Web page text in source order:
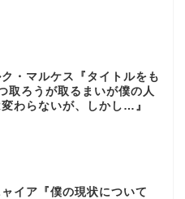
・マルケス『タイトルをも
取ろうが取るまいが僕の人
わらないが、しかし…』
イア『僕の現状について